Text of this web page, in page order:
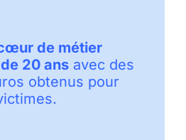
de métier
20 ans avec des
obtenus pour